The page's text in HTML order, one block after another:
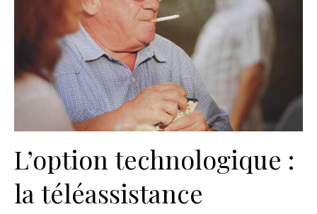
L’option technologique :
la téléassistance